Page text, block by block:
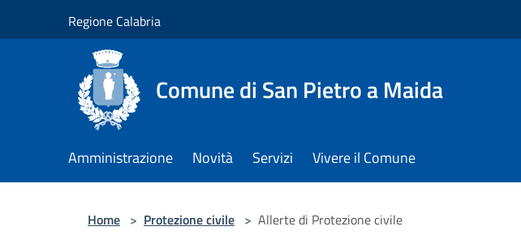
Regione Calabria
Comune di San Pietro a Maida
Amministrazione Novità Servizi Vivere il Comune
Home > Protezione civile > Allerte di Protezione civile